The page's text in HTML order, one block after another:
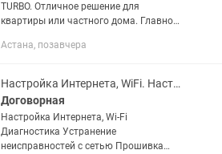
TURBO. Отличное решение для
квартиры или частного дома. Главное
диапазонах (гигабитный Wi-Fi), что
Астана, позавчера
Настройка Интернета, WiFi. Настройка Роутера, Модема. Обжим кабеля.
Договорная
Настройка Интернета, Wi-Fi
Диагностика Устранение
неисправностей с сетью Прошивка